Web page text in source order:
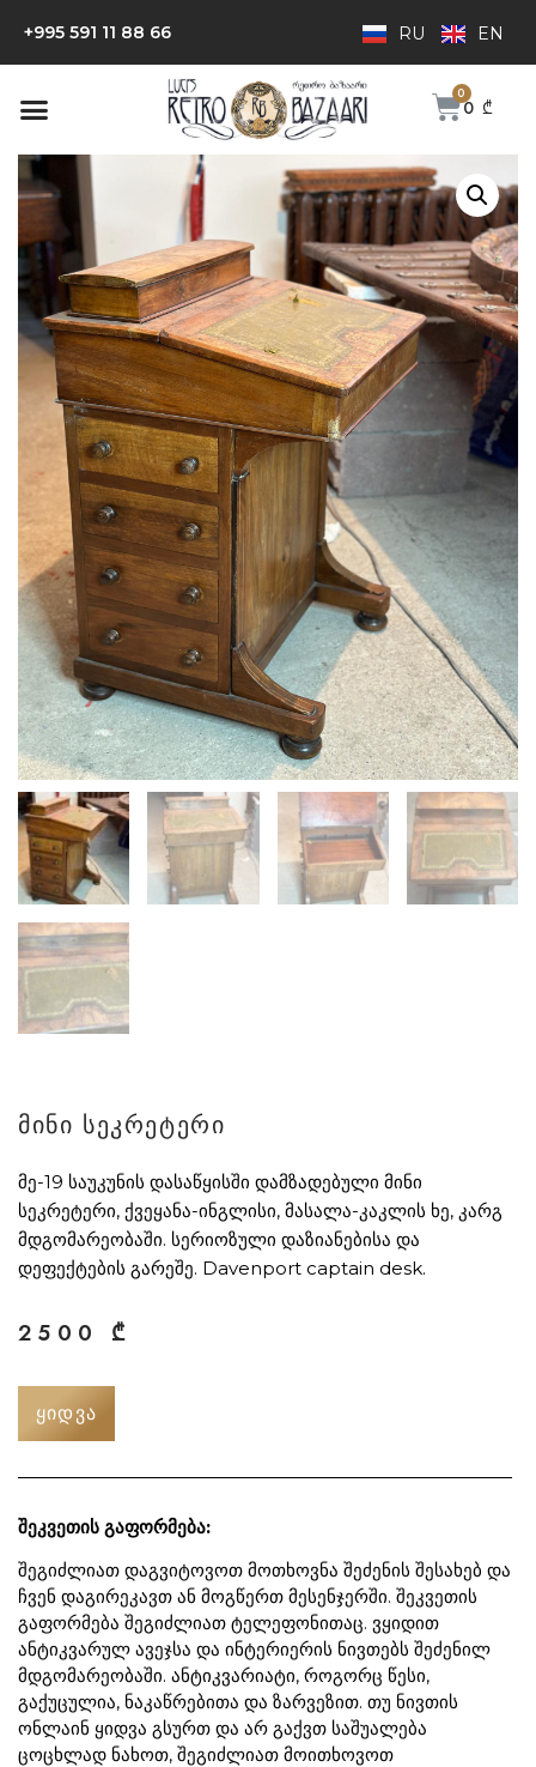
+995 591 11 88 66 RU EN
0 ₾
მინი სეკრეტერი
მე-19 საუკუნის დასაწყისში დამზადებული მინი
სეკრეტერი, ქვეყანა-ინგლისი, მასალა-კაკლის ხე, კარგ
მდგომარეობაში. სერიოზული დაზიანებისა და
დეფექტების გარეშე. Davenport captain desk.
2500 ₾
ᲧᲘᲓᲕᲐ
შეკვეთის გაფორმება:
შეგიძლიათ დაგვიტოვოთ მოთხოვნა შეძენის შესახებ და
ჩვენ დაგირეკავთ ან მოგწერთ მესენჯერში. შეკვეთის
გაფორმება შეგიძლიათ ტელეფონითაც. ვყიდით
ანტიკვარულ ავეჯსა და ინტერიერის ნივთებს შეძენილ
მდგომარეობაში. ანტიკვარიატი, როგორც წესი,
გაქუცულია, ნაკაწრებითა და ზარვეზით. თუ ნივთის
ონლაინ ყიდვა გსურთ და არ გაქვთ საშუალება
ცოცხლად ნახოთ, შეგიძლიათ მოითხოვოთ